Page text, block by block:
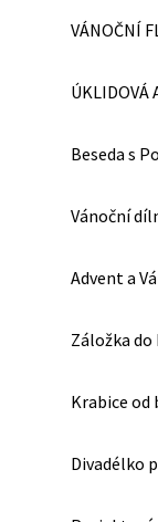
VÁNOČNÍ
ÚKLIDOVÁ
Beseda s
Vánoční
Advent a
Záložka
Krabice
Divadélko